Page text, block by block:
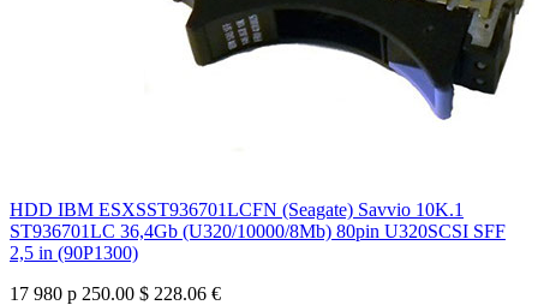
HDD IBM ESXSST936701LCFN (Seagate) Savvio 10K.1
ST936701LC 36,4Gb (U320/10000/8Mb) 80pin U320SCSI SFF
2,5 in (90P1300)
17 980 р 250.00 $ 228.06 €